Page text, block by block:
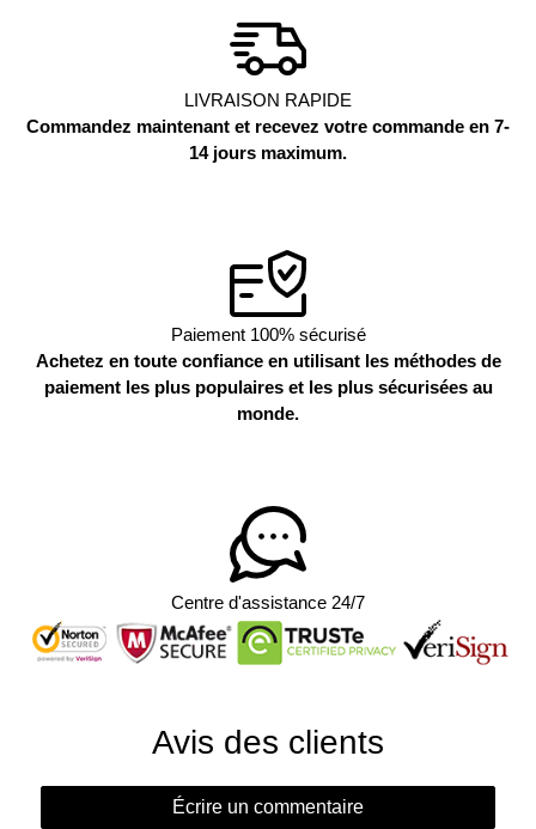
LIVRAISON RAPIDE
Commandez maintenant et recevez votre commande en 7-
14 jours maximum.
Paiement 100% sécurisé
Achetez en toute confiance en utilisant les méthodes de
paiement les plus populaires et les plus sécurisées au
monde.
Centre d'assistance 24/7
Avis des clients
Écrire un commentaire